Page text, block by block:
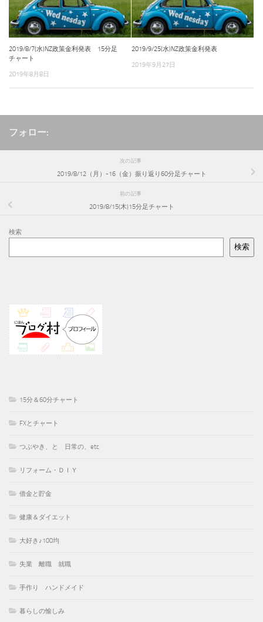
2019/8/7(水)NZ政策金利発表 15分足
チャート
2019年8月8日
2019/9/25(水)NZ政策金利発表
2019年9月27日
フォロー:
次の記事
2019/8/12（月）-16（金）振り返り60分足チャート
前の記事
2019/8/15(木)15分足チャート
検索
検索
15分＆60分チャート
FXとチャート
つぶやき、と 日常の、etc
リフォーム・ＤＩＹ
借金と貯金
健康＆ダイエット
大好き♪100均
失業 離職 就職
手作り ハンドメイド
暮らしの愉しみ